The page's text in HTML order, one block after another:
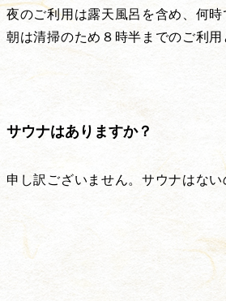
夜のご利用は露天風呂を含め、何時
朝は清掃のため８時半までのご利用
サウナはありますか？
申し訳ございません。サウナはない